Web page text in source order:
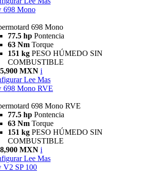
698 Mono
698 Mono
77.5 hp Pontencia
63 Nm Torque
151 kg PESO HÚMEDO SIN
COMBUSTIBLE
MXN i
Lee Mas
698 Mono RVE
698 Mono RVE
77.5 hp Pontencia
63 Nm Torque
151 kg PESO HÚMEDO SIN
COMBUSTIBLE
MXN i
Lee Mas
V2 SP 100